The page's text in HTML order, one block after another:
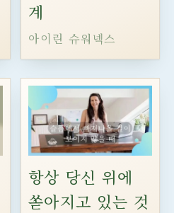
계
아이린 슈워넥스
항상 당신 위에
쏟아지고 있는 것